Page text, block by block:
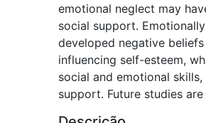
emotional neglect may
social support.
developed negative
influencing self-esteem,
social and emotional
support. Future studies